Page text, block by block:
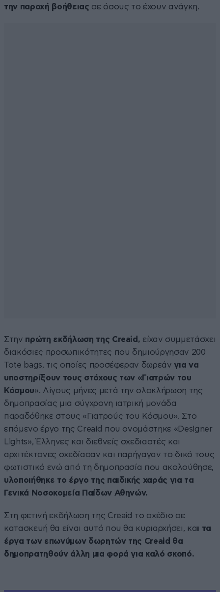
την παροχή βοήθειας σε όσους το έχουν ανάγκη.
Στην πρώτη εκδήλωση της Creaid, είχαν συμμετάσχει
διακόσιες προσωπικότητες που δημιούργησαν 200
Tote bags, τις οποίες προσέφεραν δωρεάν για να
υποστηρίξουν τους στόχους των «Γιατρών του
Κόσμου». Λίγους μήνες μετά την ολοκλήρωση της
δημοπρασίας μια σύγχρονη ιατρική μονάδα
παραδόθηκε στους «Γιατρούς του Κόσμου». Στο
επόμενο έργο της Creaid που ονομάστηκε «Designer
Lights», Έλληνες και διεθνείς σχεδιαστές και
αρχιτέκτονες σχεδίασαν και παρήγαγαν το δικό τους
φωτιστικό ενώ από τη δημοπρασία που ακολούθησε,
υλοποιήθηκε το έργο της παιδικής χαράς για τα
Γενικά Νοσοκομεία Παίδων Αθηνών.
Στη φετινή εκδήλωση της Creaid το σχέδιο σε
κατασκευή θα είναι αυτό που θα κυριαρχήσει, και τα
έργα των επωνύμων δωρητών της Creaid θα
δημοπρατηθούν άλλη μια φορά για καλό σκοπό.